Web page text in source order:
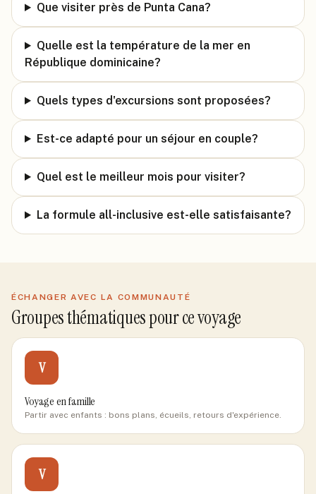
Que visiter près de Punta Cana?
Quelle est la température de la mer en
République dominicaine?
Quels types d'excursions sont proposées?
Est-ce adapté pour un séjour en couple?
Quel est le meilleur mois pour visiter?
La formule all-inclusive est-elle satisfaisante?
ÉCHANGER AVEC LA COMMUNAUTÉ
Groupes thématiques pour ce voyage
V
Voyage en famille
Partir avec enfants : bons plans, écueils, retours d'expérience.
V